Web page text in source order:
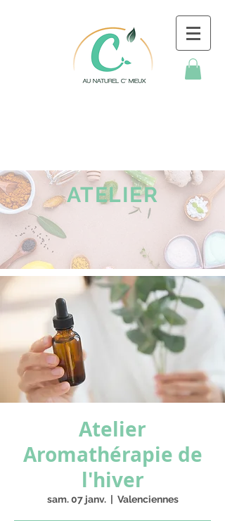
ATELIER
Atelier
Aromathérapie de
l'hiver
sam. 07 janv.
  |
Valenciennes